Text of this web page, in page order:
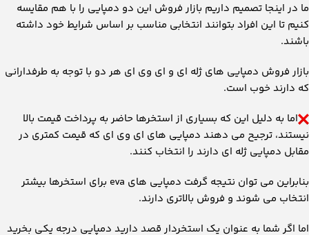
ما در اینجا تصمیم داریم بازار فروش این دو دمپایی را با هم مقایسه
کنیم تا این افراد بتوانند انتخابی مناسب بر اساس شرایط خود داشته
باشند.
بازار فروش دمپایی های ژله ای و ای وی ای هر دو با توجه به طرفدارانی
که دارند خوب است.
اما به دلیل این که بسیاری از استخرها حاضر به پرداخت قیمت بالا
نیستند، ترجیح می دهند دمپایی های ای وی ای که قیمت کمتری در
مقابل دمپایی ژله ای دارند را انتخاب کنند.
بنابراین می توان نتیجه گرفت دمپایی های eva برای استخرها بیشتر
انتخاب می شوند و فروش بالاتری دارند.
اما اگر شما به عنوان یک استخردار قصد دارید دمپایی درجه یکی بخرید